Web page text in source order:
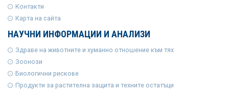
Контакти
Карта на сайта
НАУЧНИ ИНФОРМАЦИИ И АНАЛИЗИ
Здраве на животните и хуманно отношение към тях
Зоонози
Биологични рискове
Продукти за растителна защита и техните остатъци